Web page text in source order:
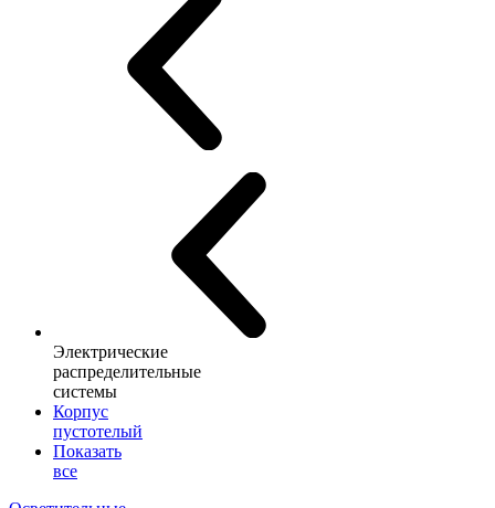
Электрические
распределительные
системы
Корпус
пустотелый
Показать
все